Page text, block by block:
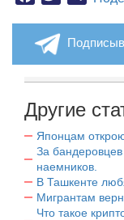
Другие
Японцам
За
наемников.
В Ташкенте
Мигрантам
Что такое